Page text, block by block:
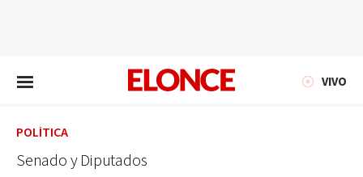
VIVO
POLÍTICA
Senado y Diputados